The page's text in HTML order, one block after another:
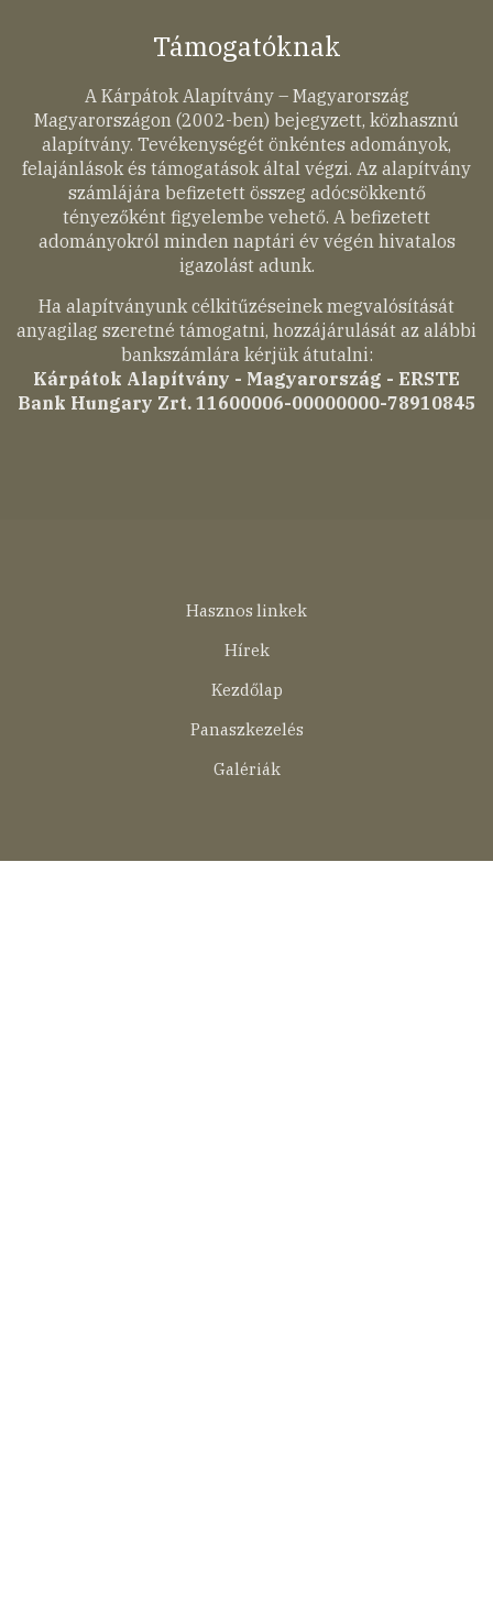
Támogatóknak
A Kárpátok Alapítvány – Magyarország
Magyarországon (2002-ben) bejegyzett, közhasznú
alapítvány. Tevékenységét önkéntes adományok,
felajánlások és támogatások által végzi. Az alapítvány
számlájára befizetett összeg adócsökkentő
tényezőként figyelembe vehető. A befizetett
adományokról minden naptári év végén hivatalos
igazolást adunk.
Ha alapítványunk célkitűzéseinek megvalósítását
anyagilag szeretné támogatni, hozzájárulását az alábbi
bankszámlára kérjük átutalni:
Kárpátok Alapítvány - Magyarország - ERSTE
Bank Hungary Zrt. 11600006-00000000-78910845
Hasznos linkek
Hírek
Kezdőlap
Panaszkezelés
Galériák